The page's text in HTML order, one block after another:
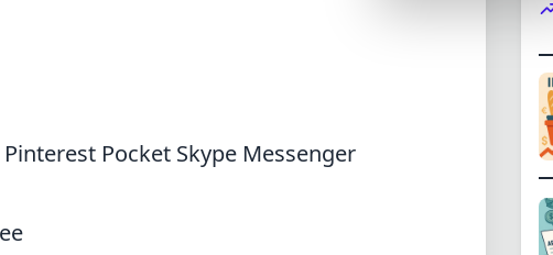
Pinterest Pocket Skype Messenger